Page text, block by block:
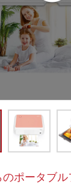
ポータブ